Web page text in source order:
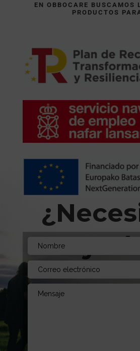
EN OBBOCARE BUSCAMOS
PRODUCTOS
Envíanos un mensaje.